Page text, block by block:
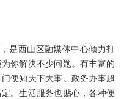
是西山区融媒体中心倾力打
你解决不少问题。有丰富的
便知天下大事。政务办事超
。生活服务也贴心，各种便